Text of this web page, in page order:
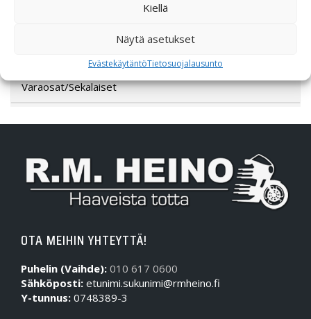
Kiellä
Näytä asetukset
EvästekäytäntöTietosuojalausunto
Varaosat/Sekalaiset
OTA MEIHIN YHTEYTTÄ!
Puhelin (Vaihde): 010 617 0600
Sähköposti: etunimi.sukunimi@rmheino.fi
Y-tunnus: 0748389-3